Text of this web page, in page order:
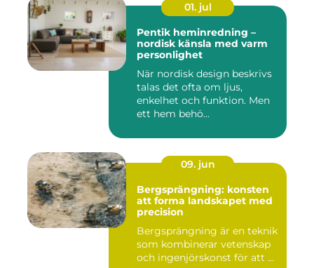
01. jul
Pentik heminredning –
nordisk känsla med varm
personlighet
När nordisk design beskrivs
talas det ofta om ljus,
enkelhet och funktion. Men
ett hem behö...
09. jun
Bergsprängning: konsten
att forma landskapet med
precision
Bergsprängning är en teknik
som kombinerar vetenskap
och ingenjörskonst för att ...